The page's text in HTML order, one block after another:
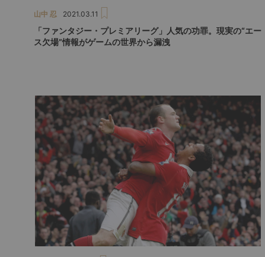
山中 忍 2021.03.11
「ファンタジー・プレミアリーグ」人気の功罪。現実の“エー
ス欠場”情報がゲームの世界から漏洩